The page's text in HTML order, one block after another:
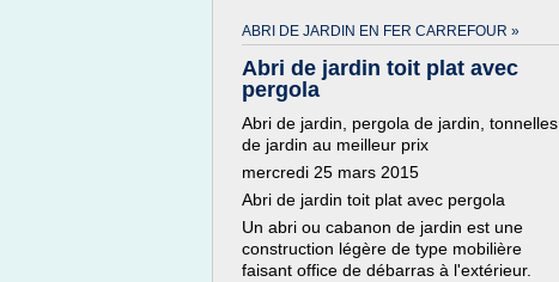
ABRI DE JARDIN EN FER CARREFOUR »
Abri de jardin toit plat avec
pergola
Abri de jardin, pergola de jardin, tonnelles
de jardin au meilleur prix
mercredi 25 mars 2015
Abri de jardin toit plat avec pergola
Un abri ou cabanon de jardin est une
construction légère de type mobilière
faisant office de débarras à l'extérieur.